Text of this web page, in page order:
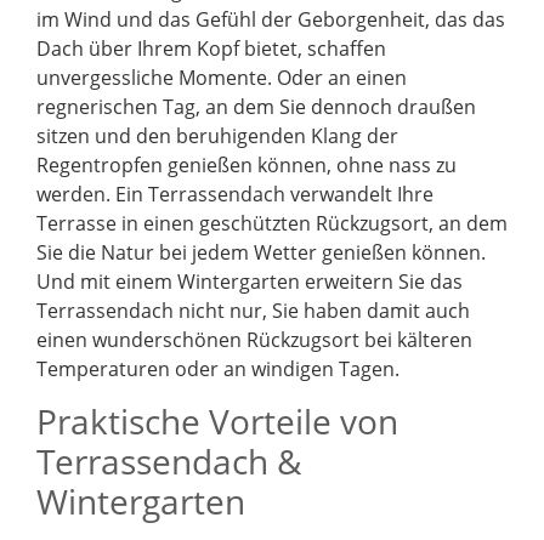
im Wind und das Gefühl der Geborgenheit, das das
Dach über Ihrem Kopf bietet, schaffen
unvergessliche Momente. Oder an einen
regnerischen Tag, an dem Sie dennoch draußen
sitzen und den beruhigenden Klang der
Regentropfen genießen können, ohne nass zu
werden. Ein Terrassendach verwandelt Ihre
Terrasse in einen geschützten Rückzugsort, an dem
Sie die Natur bei jedem Wetter genießen können.
Und mit einem Wintergarten erweitern Sie das
Terrassendach nicht nur, Sie haben damit auch
einen wunderschönen Rückzugsort bei kälteren
Temperaturen oder an windigen Tagen.
Praktische Vorteile von
Terrassendach &
Wintergarten